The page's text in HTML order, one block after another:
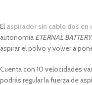
El aspirador sin cable dos en
autonomía ETERNAL BATTERY
aspirar el polvo y volver a
Cuenta con 10 velocidades
podrás regular la fuerza de